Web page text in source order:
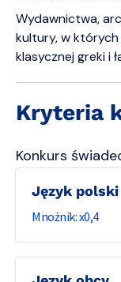
Wydawnictwa,
kultury, w
klasycznej greki i
Kryteria
Konkurs
Język polski
0,4